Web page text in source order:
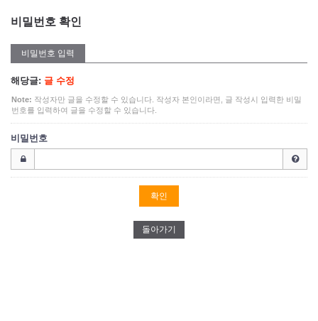
비밀번호 확인
비밀번호 입력
해당글: 글 수정
Note: 작성자만 글을 수정할 수 있습니다. 작성자 본인이라면, 글 작성시 입력한 비밀
번호를 입력하여 글을 수정할 수 있습니다.
비밀번호
돌아가기